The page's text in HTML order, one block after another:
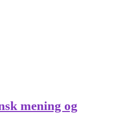
mening og